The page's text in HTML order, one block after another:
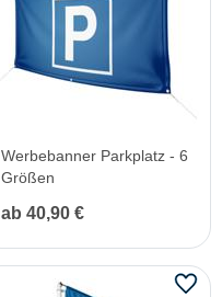
Werbebanner Parkplatz - 6
Größen
ab 40,90 €